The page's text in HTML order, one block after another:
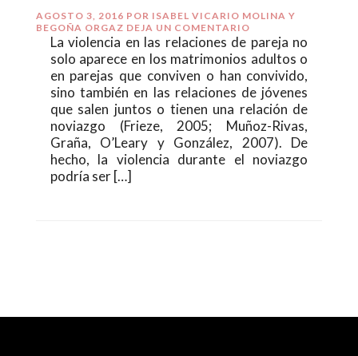
AGOSTO 3, 2016 POR ISABEL VICARIO MOLINA Y
BEGOÑA ORGAZ DEJA UN COMENTARIO
La violencia en las relaciones de pareja no
solo aparece en los matrimonios adultos o
en parejas que conviven o han convivido,
sino también en las relaciones de jóvenes
que salen juntos o tienen una relación de
noviazgo (Frieze, 2005; Muñoz-Rivas,
Graña, O’Leary y González, 2007). De
hecho, la violencia durante el noviazgo
podría ser […]